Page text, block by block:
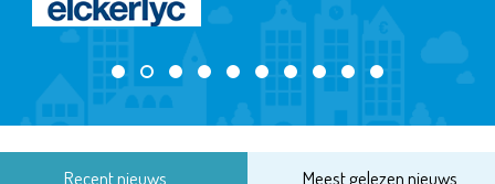
Recent nieuws Meest gelezen nieuws